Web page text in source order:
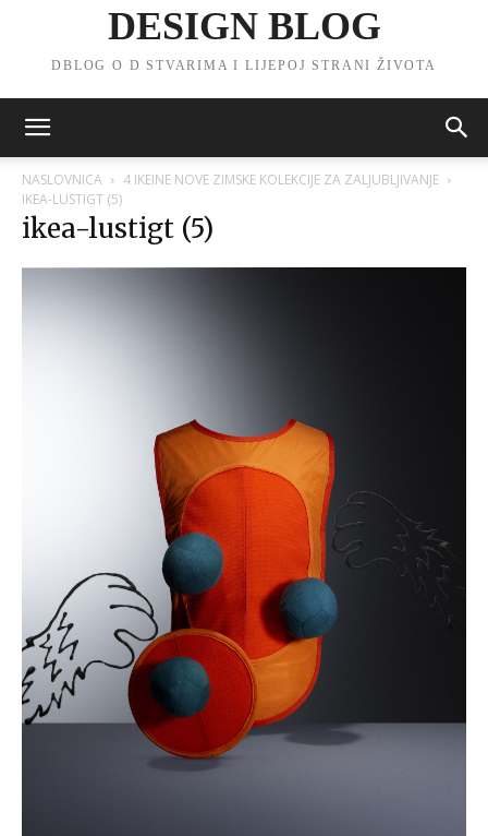
DESIGN BLOG
DBLOG O D STVARIMA I LIJEPOJ STRANI ŽIVOTA
NASLOVNICA
4 IKEINE NOVE ZIMSKE KOLEKCIJE ZA ZALJUBLJIVANJE
IKEA-LUSTIGT (5)
ikea-lustigt (5)